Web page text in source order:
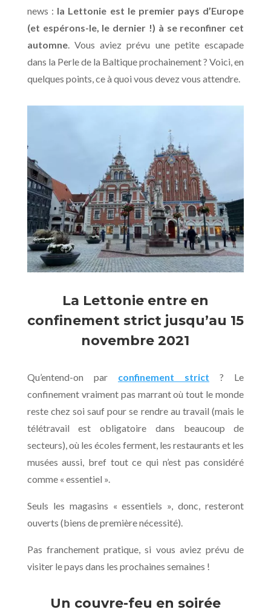
news : la Lettonie est le premier pays d’Europe
(et espérons-le, le dernier !) à se reconfiner cet
automne. Vous aviez prévu une petite escapade
dans la Perle de la Baltique prochainement ? Voici, en
quelques points, ce à quoi vous devez vous attendre.
La Lettonie entre en
confinement strict jusqu’au 15
novembre 2021
Qu’entend-on par confinement strict ? Le
confinement vraiment pas marrant où tout le monde
reste chez soi sauf pour se rendre au travail (mais le
télétravail est obligatoire dans beaucoup de
secteurs), où les écoles ferment, les restaurants et les
musées aussi, bref tout ce qui n’est pas considéré
comme « essentiel ».
Seuls les magasins « essentiels », donc, resteront
ouverts (biens de première nécessité).
Pas franchement pratique, si vous aviez prévu de
visiter le pays dans les prochaines semaines !
Un couvre-feu en soirée